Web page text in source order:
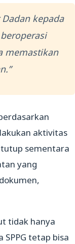
kepada
memastikan
aktivitas
sementara
yang
tidak hanya
tetap bisa